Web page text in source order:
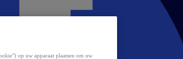
op uw apparaat plaatsen om uw